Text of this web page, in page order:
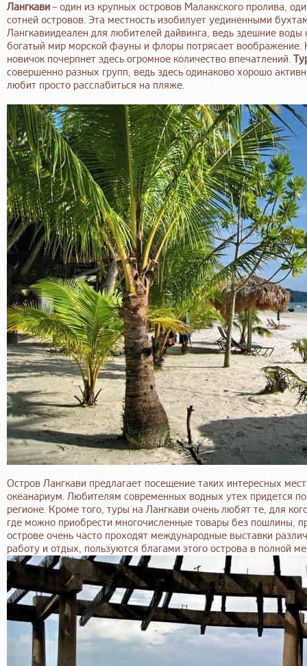
Лангкави – один из крупных островов Малаккского пролива,
сотней островов. Эта местность изобилует уединенными
Лангкавиидеален для любителей дайвинга, ведь здешние
богатый мир морской фауны и флоры потрясает
новичок почерпнет здесь огромное количество впечатлений.
совершенно разных групп, ведь здесь одинаково хорошо
любит просто расслабиться на пляже.
Остров Лангкави предлагает посещение таких интересных
океанариум. Любителям современных водных утех придется
регионе. Кроме того, туры на Лангкави очень любят те, для
где можно приобрести многочисленные товары без пошлины,
острове очень часто проходят международные выставки
работу и отдых, пользуются благами этого острова в полной